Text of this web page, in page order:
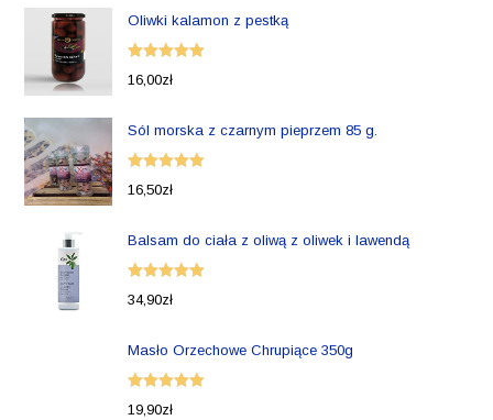
Oliwki kalamon z pestką
Oceniono
16,00zł
Sól morska z czarnym pieprzem 85 g.
Oceniono
16,50zł
Balsam do ciała z oliwą z oliwek i lawendą
Oceniono
34,90zł
Masło Orzechowe Chrupiące 350g
Oceniono
19,90zł